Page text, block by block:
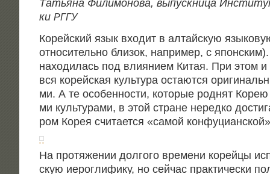
Татья­на Фили­мо­но­ва, выпуск­ни­ца
ки РГГУ
Корей­ский язык вхо­дит в алтай­скую
отно­си­тель­но бли­зок, напри­мер, с
нахо­ди­лась под вли­я­ни­ем Китая. При этом и
вся корей­ская куль­ту­ра оста­ют­ся
ми. А те осо­бен­но­сти, кото­рые род­нят
ми куль­ту­ра­ми, в этой стране неред­ко
ром Корея счи­та­ет­ся «самой
На про­тя­же­нии дол­го­го вре­ме­ни корей­цы
скую иеро­гли­фи­ку, но сей­час прак­ти­че­ски